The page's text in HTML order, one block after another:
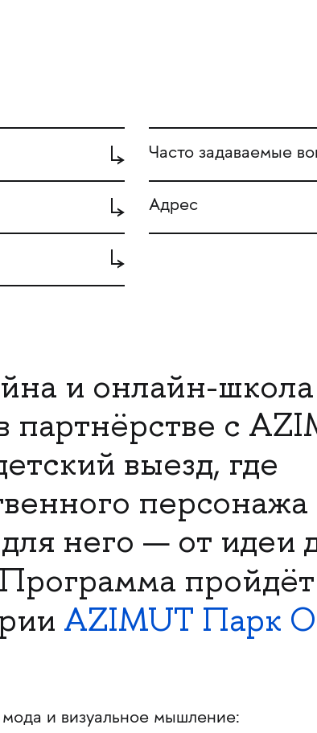
Часто задаваемые
Адрес
и онлайн-школа
с
выезд, где
персонажа
него — от идеи
AZIMUT Парк
и визуальное мышление: